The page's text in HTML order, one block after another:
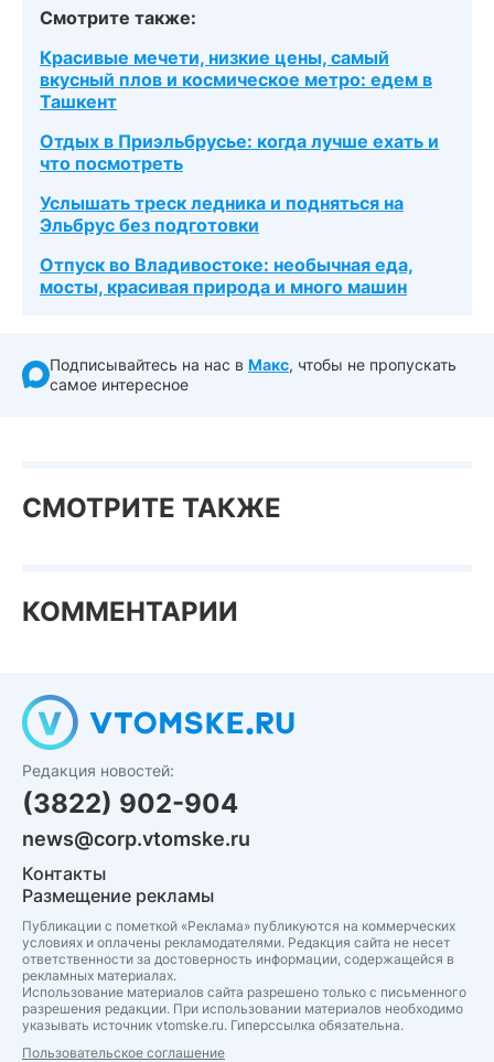
Смотрите также:
Красивые мечети, низкие цены, самый
вкусный плов и космическое метро: едем в
Ташкент
Отдых в Приэльбрусье: когда лучше ехать и
что посмотреть
Услышать треск ледника и подняться на
Эльбрус без подготовки
Отпуск во Владивостоке: необычная еда,
мосты, красивая природа и много машин
Подписывайтесь на нас в Макс, чтобы не пропускать
самое интересное
СМОТРИТЕ ТАКЖЕ
КОММЕНТАРИИ
Редакция новостей:
(3822) 902-904
news@corp.vtomske.ru
Контакты
Размещение рекламы
Публикации с пометкой «Реклама» публикуются на коммерческих
условиях и оплачены рекламодателями. Редакция сайта не несет
ответственности за достоверность информации, содержащейся в
рекламных материалах.
Использование материалов сайта разрешено только с письменного
разрешения редакции. При использовании материалов необходимо
указывать источник vtomske.ru. Гиперссылка обязательна.
Пользовательское соглашение